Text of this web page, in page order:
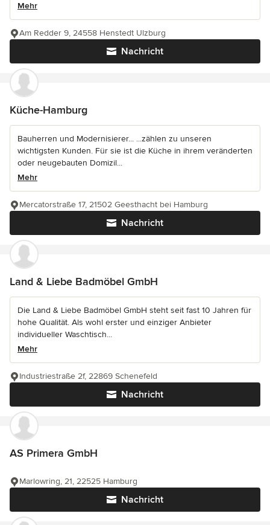
Mehr
Nachricht
Am Redder 9, 24558 Henstedt Ulzburg
Küche-Hamburg
Bauherren und Modernisierer... ...zählen zu unseren
wichtigsten Kunden. Für sie ist die Küche in ihrem veränderten
oder neugebauten Domizil...
Mehr
Nachricht
Mercatorstraße 17, 21502 Geesthacht bei Hamburg
Land & Liebe Badmöbel GmbH
Die Land & Liebe Badmöbel GmbH steht seit fast 10 Jahren für
hohe Qualität. Als wohl erster und einziger Anbieter
individueller Waschtisch...
Mehr
Nachricht
Industriestraße 2f, 22869 Schenefeld
AS Primera GmbH
Nachricht
Marlowring, 21, 22525 Hamburg